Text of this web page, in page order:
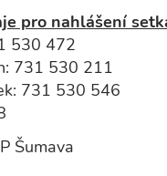
pro nahlášení
530 472
731 530 211
731 530 546
Šumava